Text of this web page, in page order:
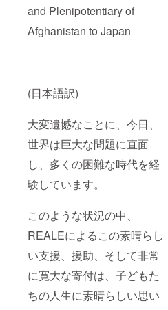
and Plenipotentiary of
Afghanistan to Japan
(日本語訳)
大変遺憾なことに、今日、
世界は巨大な問題に直面
し、多くの困難な時代を経
験しています。
このような状況の中、
REALEによるこの素晴らし
い支援、援助、そして非常
に寛大な寄付は、子どもた
ちの人生に素晴らしい思い